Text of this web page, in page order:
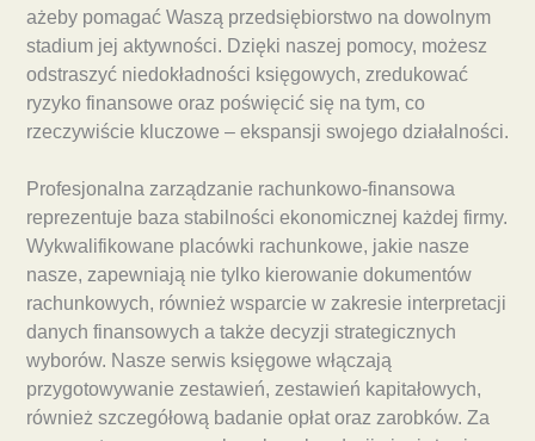
ażeby pomagać Waszą przedsiębiorstwo na dowolnym
stadium jej aktywności. Dzięki naszej pomocy, możesz
odstraszyć niedokładności księgowych, zredukować
ryzyko finansowe oraz poświęcić się na tym, co
rzeczywiście kluczowe – ekspansji swojego działalności.
Profesjonalna zarządzanie rachunkowo-finansowa
reprezentuje baza stabilności ekonomicznej każdej firmy.
Wykwalifikowane placówki rachunkowe, jakie nasze
nasze, zapewniają nie tylko kierowanie dokumentów
rachunkowych, również wsparcie w zakresie interpretacji
danych finansowych a także decyzji strategicznych
wyborów. Nasze serwis księgowe włączają
przygotowywanie zestawień, zestawień kapitałowych,
również szczegółową badanie opłat oraz zarobków. Za